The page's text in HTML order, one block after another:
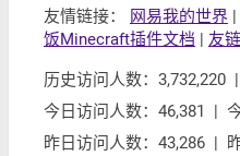
友情链接： 网易我的世界 |
饭Minecraft插件文档 | 友
历史访问人数：3,732,220
今日访问人数：46,381 |
昨日访问人数：43,286 |